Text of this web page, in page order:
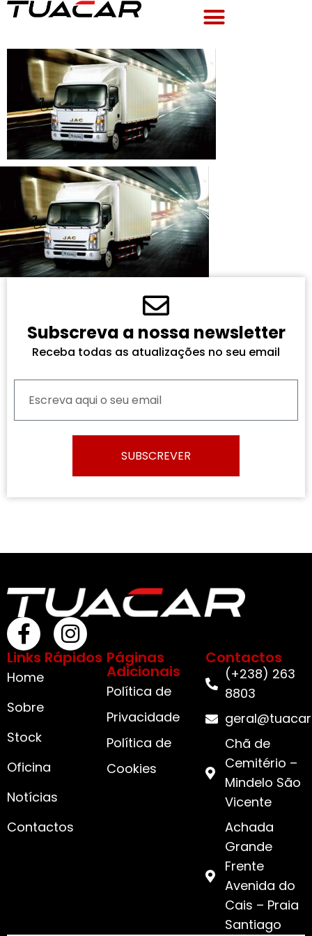
Subscreva a nossa newsletter
Receba todas as atualizações no seu email
SUBSCREVER
Links Rápidos
Home
Sobre
Stock
Oficina
Notícias
Contactos
Páginas
Adicionais
Política de
Privacidade
Política de
Cookies
Contactos
(+238) 263
8803
Chã de
Cemitério –
Mindelo São
Vicente
Achada
Grande
Frente
Avenida do
Cais – Praia
Santiago